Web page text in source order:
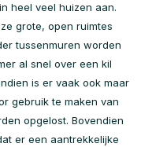
heel veel huizen aan.
grote, open ruimtes
tussenmuren worden
al snel over een kil
is er vaak ook maar
gebruik te maken van
opgelost. Bovendien
er een aantrekkelijke